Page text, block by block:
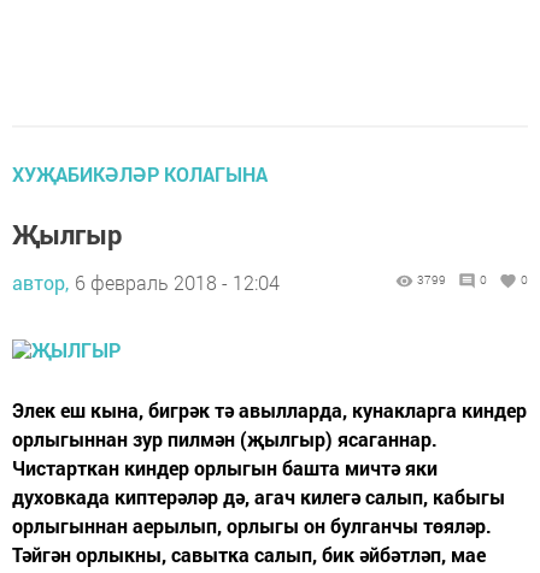
ХУҖАБИКӘЛӘР КОЛАГЫНА
Җылгыр
автор, 6 февраль 2018 - 12:04 3799 0 0
Элек еш кына, бигрәк тә авылларда, кунакларга киндер
орлыгыннан зур пилмән (җылгыр) ясаганнар.
Чистарткан киндер орлыгын башта мичтә яки
духовкада киптерәләр дә, агач килегә салып, кабыгы
орлыгыннан аерылып, орлыгы он булганчы төяләр.
Тәйгән орлыкны, савытка салып, бик әйбәтләп, мае